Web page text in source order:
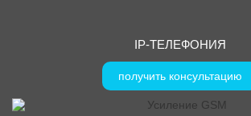
IP-ТЕЛЕФОНИЯ
получить консультацию